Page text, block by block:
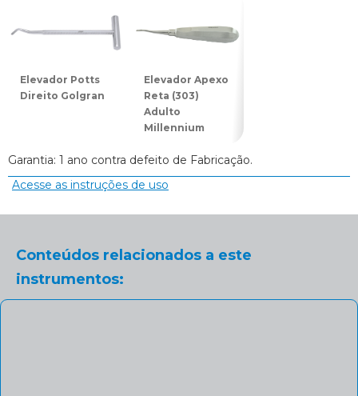
Elevador Potts
Direito Golgran
Elevador Apexo
Reta (303)
Adulto
Millennium
Garantia: 1 ano contra defeito de Fabricação.
Acesse as instruções de uso
Conteúdos relacionados a este
instrumentos: